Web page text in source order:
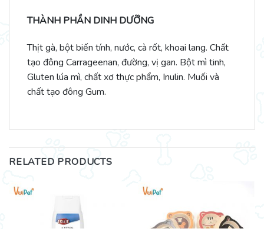
THÀNH PHẦN DINH DƯỠNG
Thịt gà, bột biến tính, nước, cà rốt, khoai lang. Chất
tạo đông Carrageenan, đường, vị gan. Bột mì tinh,
Gluten lúa mì, chất xơ thực phẩm, Inulin. Muối và
chất tạo đông Gum.
RELATED PRODUCTS